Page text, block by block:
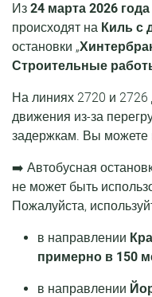
Из 24 марта 2026 года
происходят на Киль с
остановки „
Строительные
На линиях 2720 и 2726
движения из-за
задержкам. Вы можете
➡️ Автобусная
не может быть
Пожалуйста,
в направлении
примерно в 150
в направлении